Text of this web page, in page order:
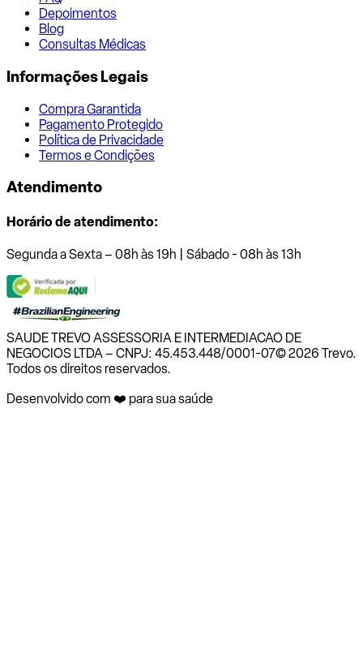
Depoimentos
Blog
Consultas Médicas
Informações Legais
Compra Garantida
Pagamento Protegido
Política de Privacidade
Termos e Condições
Atendimento
Horário de atendimento:
Segunda a Sexta – 08h às 19h | Sábado - 08h às 13h
SAUDE TREVO ASSESSORIA E INTERMEDIACAO DE
NEGOCIOS LTDA – CNPJ: 45.453.448/0001-07© 2026 Trevo.
Todos os direitos reservados.
Desenvolvido com ❤️ para sua saúde